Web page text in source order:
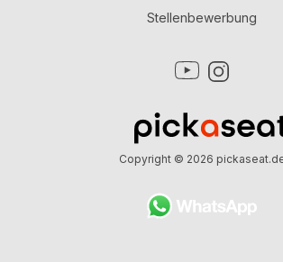
Stellenbewerbung
Copyright © 2026